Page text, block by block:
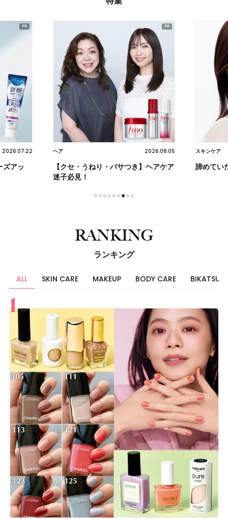
2026.08.05
アケア
スキンケア 2026.07.22
諦めていたシワに、新ルーティン
ヘア
柏木由紀
RANKING
ランキング
ALL SKIN CARE MAKEUP BODY CARE BIKATSU
すべて
スキンケア
メイク
ボディケア
美活
ヘア
ライフスタイル
ビューティーズ